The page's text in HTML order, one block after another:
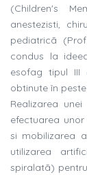
(Children's
anestezisti,
pediatricã
condus la
esofag tipul
obtinute în
Realizarea
efectuarea
si mobilizarea
utilizarea
spiralatã)